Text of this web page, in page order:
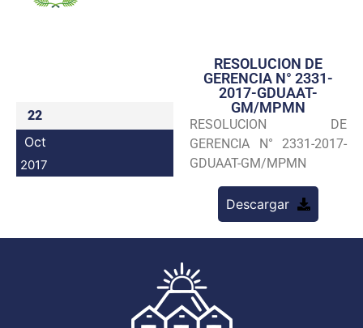
Transparencia
Seguridad
Programas
22
Oct
2017
RESOLUCION DE
GERENCIA N° 2331-
2017-GDUAAT-
GM/MPMN
RESOLUCION DE
GERENCIA N° 2331-2017-
GDUAAT-GM/MPMN
Descargar